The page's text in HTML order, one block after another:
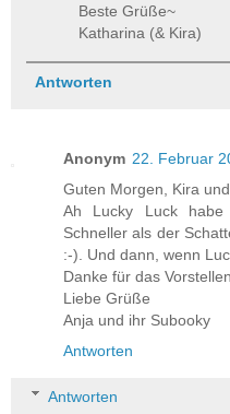
Beste Grüße~
Katharina (& Kira)
Antworten
Anonym 22. Februar
Guten Morgen, Kira
Ah Lucky Luck habe
Schneller als der
:-). Und dann, wenn
Danke für das Vorstellen
Liebe Grüße
Anja und ihr Subooky
Antworten
Antworten